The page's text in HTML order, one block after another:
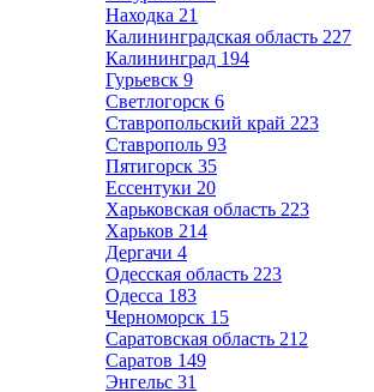
Находка 21
Калининградская область 227
Калининград 194
Гурьевск 9
Светлогорск 6
Ставропольский край 223
Ставрополь 93
Пятигорск 35
Ессентуки 20
Харьковская область 223
Харьков 214
Дергачи 4
Одесская область 223
Одесса 183
Черноморск 15
Саратовская область 212
Саратов 149
Энгельс 31